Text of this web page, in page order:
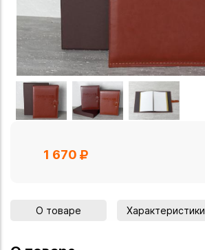
1 670
О товаре Характеристики